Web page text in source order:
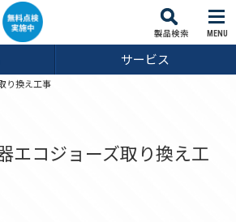
MENU
サービス
り換え工事
エコジョーズ取り換え工